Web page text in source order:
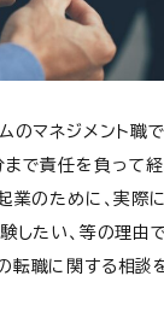
のマネジメント職
で責任を負って経
業のために、実際
験したい、等の理
転職に関する相談